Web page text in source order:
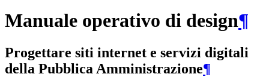
Manuale operativo di design¶
Progettare siti internet e servizi digitali
della Pubblica Amministrazione¶